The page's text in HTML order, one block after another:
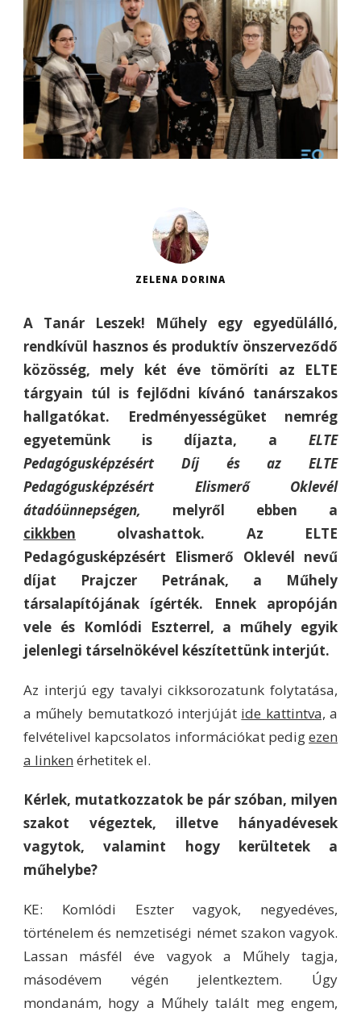
ZELENA DORINA
A Tanár Leszek! Műhely egy egyedülálló,
rendkívül hasznos és produktív önszerveződő
közösség, mely két éve tömöríti az ELTE
tárgyain túl is fejlődni kívánó tanárszakos
hallgatókat. Eredményességüket nemrég
egyetemünk is díjazta, a ELTE
Pedagógusképzésért Díj és az ELTE
Pedagógusképzésért Elismerő Oklevél
átadóünnepségen, melyről ebben a
cikkben olvashattok. Az ELTE
Pedagógusképzésért Elismerő Oklevél nevű
díjat Prajczer Petrának, a Műhely
társalapítójának ígérték. Ennek apropóján
vele és Komlódi Eszterrel, a műhely egyik
jelenlegi társelnökével készítettünk interjút.
Az interjú egy tavalyi cikksorozatunk folytatása,
a műhely bemutatkozó interjúját ide kattintva, a
felvételivel kapcsolatos információkat pedigezen
a linken érhetitek el.
Kérlek, mutatkozzatok be pár szóban, milyen
szakot végeztek, illetve hányadévesek
vagytok, valamint hogy kerültetek a
műhelybe?
KE: Komlódi Eszter vagyok, negyedéves,
történelem és nemzetiségi német szakon vagyok.
Lassan másfél éve vagyok a Műhely tagja,
másodévem végén jelentkeztem. Úgy
mondanám, hogy a Műhely talált meg engem,